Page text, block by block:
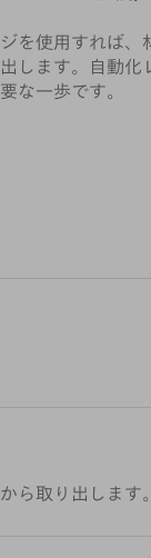
使用すれば
します。自動
な一歩です。
ら取り出します。